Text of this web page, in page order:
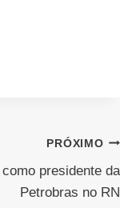
PRÓXIMO
presidente da
Petrobras no RN